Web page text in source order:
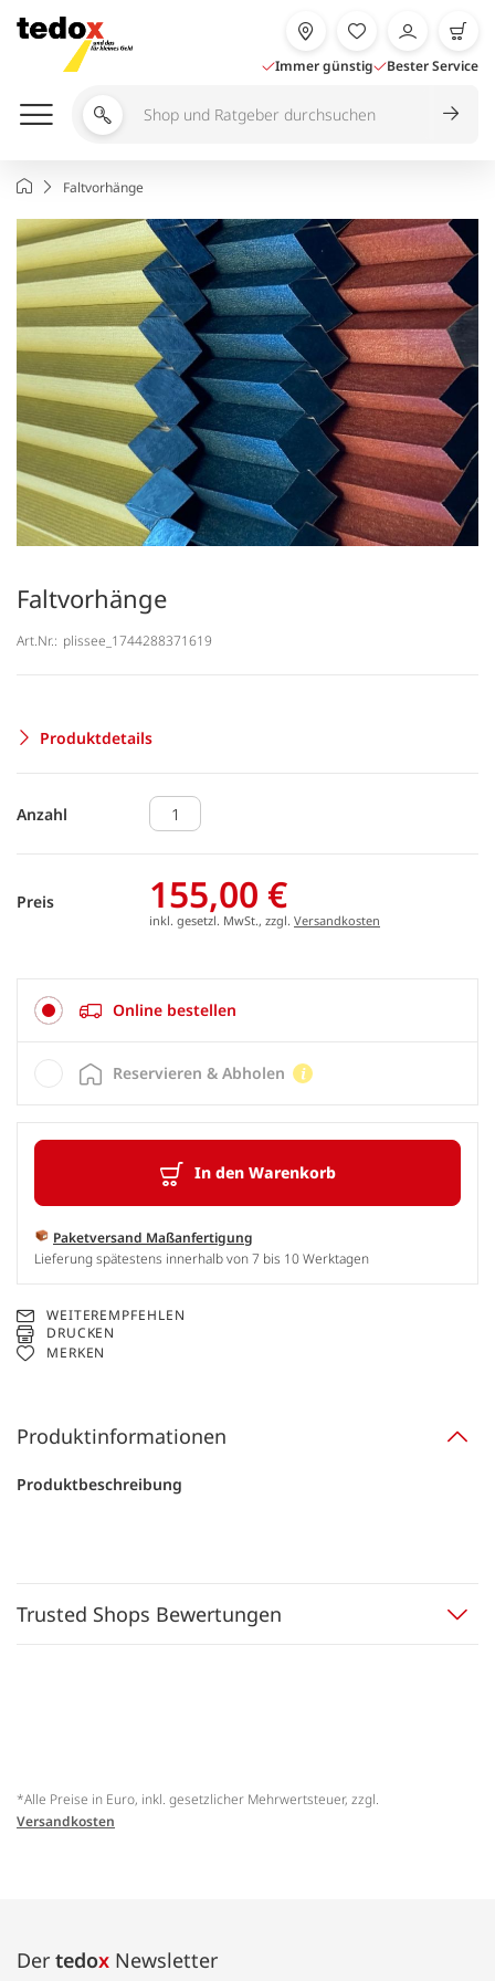
Inhalt
springen
Immer günstig Bester Service
Shop
durchsuchen
StartseiteFaltvorhänge
Faltvorhänge
Art.Nr.: plissee_1744288371619
Produktdetails
Anzahl
Preis 155,00 €
inkl. gesetzl. MwSt., zzgl. Versandkosten
Online bestellen
In den Warenkorb
Paketversand Maßanfertigung
Lieferung spätestens innerhalb von 7 bis 10 Werktagen
Reservieren & Abholen
WEITEREMPFEHLEN
DRUCKEN
MERKEN
Produktinformationen
Produktbeschreibung
Trusted Shops Bewertungen
*Alle Preise in Euro, inkl. gesetzlicher Mehrwertsteuer, zzgl.
Versandkosten
Der tedox Newsletter